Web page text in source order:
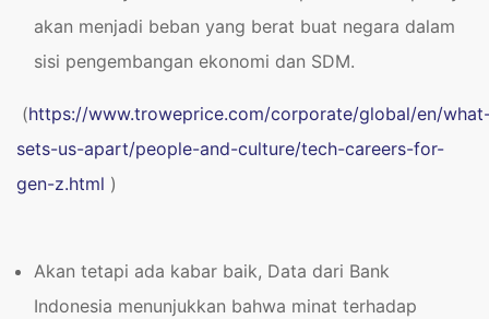
akan menjadi beban yang berat buat negara dalam
sisi pengembangan ekonomi dan SDM.
(https://www.troweprice.com/corporate/global/en/
sets-us-apart/people-and-culture/tech-careers-for-
gen-z.html )
Akan tetapi ada kabar baik, Data dari Bank
Indonesia menunjukkan bahwa minat terhadap